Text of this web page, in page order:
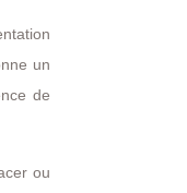
un
de
ou